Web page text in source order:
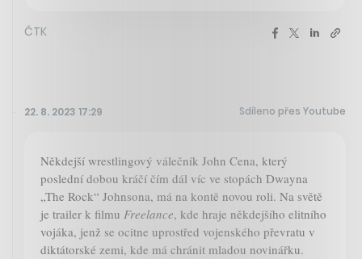
ČTK
22. 8. 2023 17:29 Sdíleno přes Youtube
Někdejší wrestlingový válečník John Cena, který
poslední dobou kráčí čím dál víc ve stopách Dwayna
„The Rock“ Johnsona, má na kontě novou roli. Na světě
je trailer k filmu Freelance, kde hraje někdejšího elitního
vojáka, jenž se ocitne uprostřed vojenského převratu v
diktátorské zemi, kde má chránit mladou novinářku.